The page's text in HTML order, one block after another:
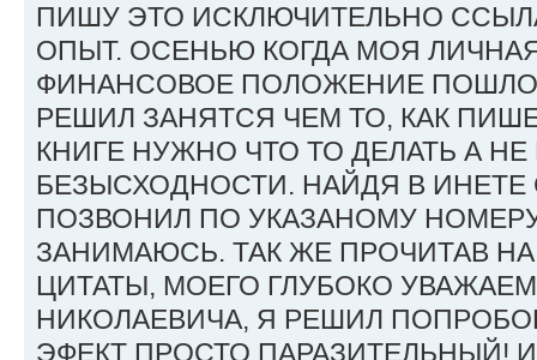
ПИШУ ЭТО ИСКЛЮЧИТЕЛЬНО
ОПЫТ. ОСЕНЬЮ КОГДА МОЯ
ФИНАНСОВОЕ ПОЛОЖЕНИЕ ПОШЛО
РЕШИЛ ЗАНЯТСЯ ЧЕМ ТО, КАК
КНИГЕ НУЖНО ЧТО ТО ДЕЛАТЬ А НЕ
БЕЗЫСХОДНОСТИ. НАЙДЯ В ИНЕТЕ
ПОЗВОНИЛ ПО УКАЗАНОМУ
ЗАНИМАЮСЬ. ТАК ЖЕ ПРОЧИТАВ
ЦИТАТЫ, МОЕГО ГЛУБОКО
НИКОЛАЕВИЧА, Я РЕШИЛ
ЭФЕКТ ПРОСТО ПАРАЗИТЕЛЬНЫЙ!